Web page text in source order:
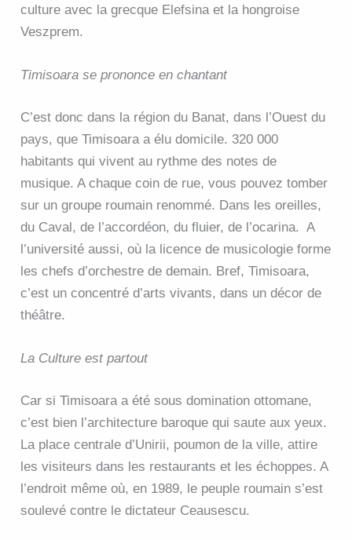
culture avec la grecque Elefsina et la hongroise
Veszprem.
Timisoara se prononce en chantant
C’est donc dans la région du Banat, dans l’Ouest du
pays, que Timisoara a élu domicile. 320 000
habitants qui vivent au rythme des notes de
musique. A chaque coin de rue, vous pouvez tomber
sur un groupe roumain renommé. Dans les oreilles,
du Caval, de l’accordéon, du fluier, de l’ocarina. A
l’université aussi, où la licence de musicologie forme
les chefs d’orchestre de demain. Bref, Timisoara,
c’est un concentré d’arts vivants, dans un décor de
théâtre.
La Culture est partout
Car si Timisoara a été sous domination ottomane,
c’est bien l’architecture baroque qui saute aux yeux.
La place centrale d’Unirii, poumon de la ville, attire
les visiteurs dans les restaurants et les échoppes. A
l’endroit même où, en 1989, le peuple roumain s’est
soulevé contre le dictateur Ceausescu.